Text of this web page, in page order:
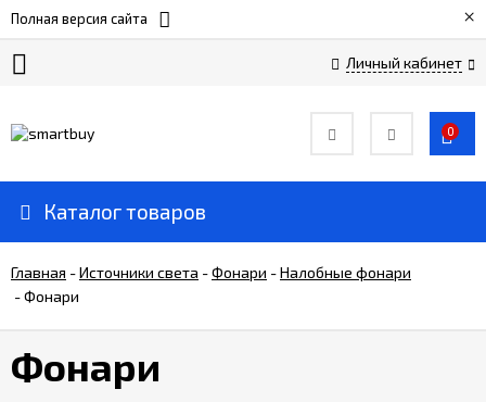
Полная версия сайта ×
Личный кабинет
0
Каталог товаров
Главная -Источники света -Фонари -Налобные фонари
-Фонари
Фонари